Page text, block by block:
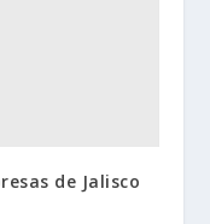
de Jalisco